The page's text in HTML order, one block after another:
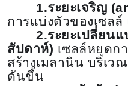
1.ระยะเจริญ (
การแบ่งตัวของเซลล์
2.ระยะเปลี่ยนแ
สัปดาห์) เซลล์หยุดก
สร้างเมลานิน บริเว
ดันขึ้น